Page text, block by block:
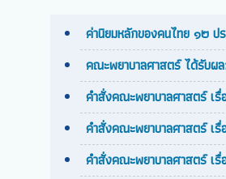
ค่านิยมหลักของคนไทย ๑๒ ป
คณะพยาบาลศาสตร์ ได้รับผล
คำสั่งคณะพยาบาลศาสตร์ เ
คำสั่งคณะพยาบาลศาสตร์ เ
คำสั่งคณะพยาบาลศาสตร์ เ